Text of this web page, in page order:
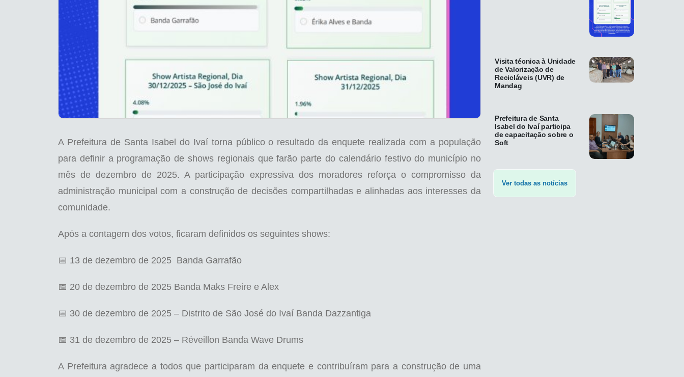
A Prefeitura de Santa Isabel do Ivaí torna público o resultado da enquete realizada com a população
para definir a programação de shows regionais que farão parte do calendário festivo do município no
mês de dezembro de 2025. A participação expressiva dos moradores reforça o compromisso da
administração municipal com a construção de decisões compartilhadas e alinhadas aos interesses da
comunidade.
Após a contagem dos votos, ficaram definidos os seguintes shows:
📅 13 de dezembro de 2025 Banda Garrafão
📅 20 de dezembro de 2025 Banda Maks Freire e Alex
📅 30 de dezembro de 2025 – Distrito de São José do Ivaí Banda Dazzantiga
📅 31 de dezembro de 2025 – Réveillon Banda Wave Drums
A Prefeitura agradece a todos que participaram da enquete e contribuíram para a construção de uma
Visita técnica à Unidade
de Valorização de
Recicláveis (UVR) de
Mandag
Prefeitura de Santa
Isabel do Ivaí participa
de capacitação sobre o
Soft
Ver todas as notícias